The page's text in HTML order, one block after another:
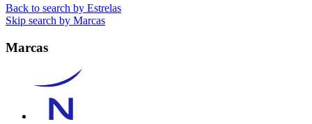
Back to search by Estrelas
Skip search by Marcas
Marcas